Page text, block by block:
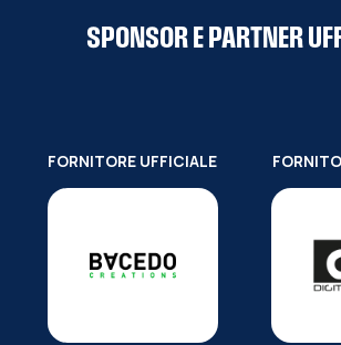
SPONSOR E PARTNER
FORNITORE UFFICIALE